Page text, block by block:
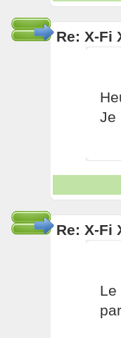
Re: X-Fi
Je
Re: X-Fi
Le